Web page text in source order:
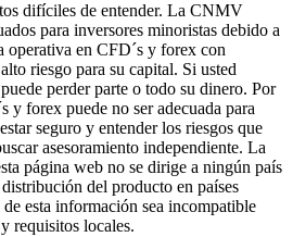
difíciles de entender. La CNMV
para inversores minoristas debido a
en CFD´s y forex con
riesgo para su capital. Si usted
perder parte o todo su dinero. Por
y forex puede no ser adecuada para
seguro y entender los riesgos que
asesoramiento independiente. La
página web no se dirige a ningún país
del producto en países
esta información sea incompatible
requisitos locales.